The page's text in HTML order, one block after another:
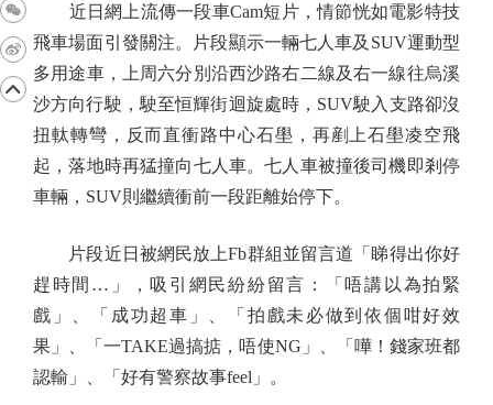
近日網上流傳一段車Cam短片，情節恍如電影特技
飛車場面引發關注。片段顯示一輛七人車及SUV運動型
多用途車，上周六分別沿西沙路右二線及右一線往烏溪
沙方向行駛，駛至恒輝街迴旋處時，SUV駛入支路卻沒
扭軚轉彎，反而直衝路中心石壆，再剷上石壆凌空飛
起，落地時再猛撞向七人車。七人車被撞後司機即剎停
車輛，SUV則繼續衝前一段距離始停下。
片段近日被網民放上Fb群組並留言道「睇得出你好
趕時間…」，吸引網民紛紛留言：「唔講以為拍緊
戲」、「成功超車」、「拍戲未必做到依個咁好效
果」、「一TAKE過搞掂，唔使NG」、「嘩！錢家班都
認輸」、「好有警察故事feel」。